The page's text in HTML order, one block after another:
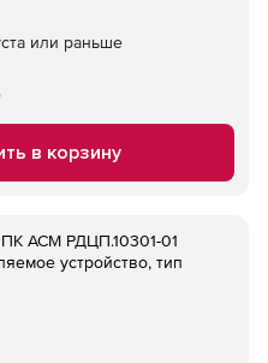
или раньше
в корзину
ACM РДЦП.10301-01
устройство, тип